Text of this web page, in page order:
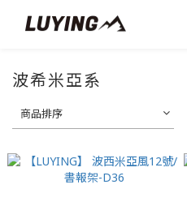
波希米亞系
商品排序